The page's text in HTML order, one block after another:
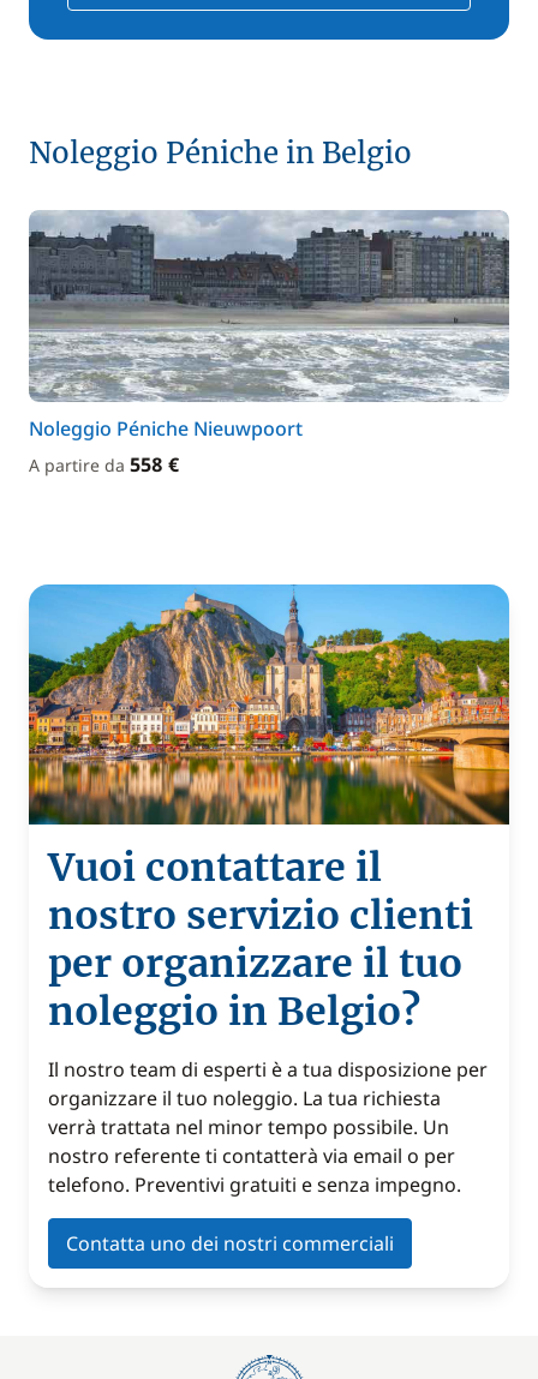
Noleggio Péniche in Belgio
Noleggio Péniche Nieuwpoort
A partire da 558 €
Vuoi contattare il
nostro servizio clienti
per organizzare il tuo
noleggio in Belgio?
Il nostro team di esperti è a tua disposizione per
organizzare il tuo noleggio. La tua richiesta
verrà trattata nel minor tempo possibile. Un
nostro referente ti contatterà via email o per
telefono. Preventivi gratuiti e senza impegno.
Contatta uno dei nostri commerciali